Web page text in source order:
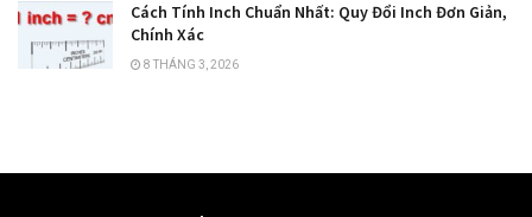
Cách Tính Inch Chuẩn Nhất: Quy Đổi Inch Đơn Giản,
Chính Xác
8 THÁNG 3, 2026